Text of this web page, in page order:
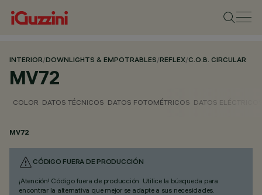
INTERIOR/DOWNLIGHTS & EMPOTRABLES/REFLEX/C.O.B. CIRCULAR
MV72
COLOR DATOS TÉCNICOS DATOS FOTOMÉTRICOS DATOS
MV72
CÓDIGO FUERA DE PRODUCCIÓN
¡Atención! Código fuera de producción. Utilice la búsqueda para
encontrar la alternativa que mejor se adapte a sus necesidades.